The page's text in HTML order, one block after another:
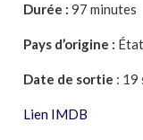
Durée : 97 minutes
Pays d’origine :
Date de sortie : 19
Lien IMDB